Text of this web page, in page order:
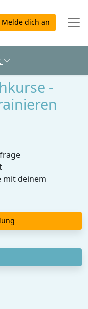
Melde dich an
-
mit deinem